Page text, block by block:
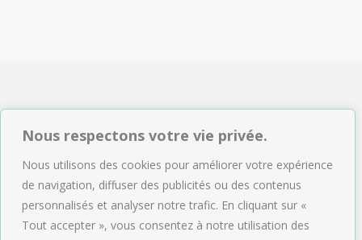
Nous respectons votre vie privée.
Nous utilisons des cookies pour améliorer votre expérience
de navigation, diffuser des publicités ou des contenus
personnalisés et analyser notre trafic. En cliquant sur «
Tout accepter », vous consentez à notre utilisation des
NDAVOCATS Associés
Tél : 01.47.04.09.43
Email :accueil@ndavocats.fr